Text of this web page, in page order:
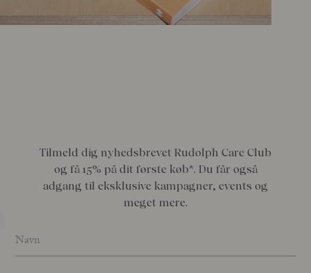
Tilmeld dig nyhedsbrevet Rudolph Care Club
og få 15% på dit første køb*. Du får også
adgang til eksklusive kampagner, events og
meget mere.
Name